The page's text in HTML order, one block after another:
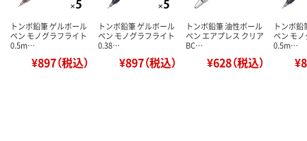
トンボ鉛筆 ゲルボール
ペン モノグラフライト
0.5m…
¥897（税込）
トンボ鉛筆 ゲルボール
ペン モノグラフライト
0.38…
¥897（税込）
トンボ鉛筆 油性ボール
ペン エアプレス クリア
BC…
¥628（税込）
トンボ鉛
ペン モ
0.5m…